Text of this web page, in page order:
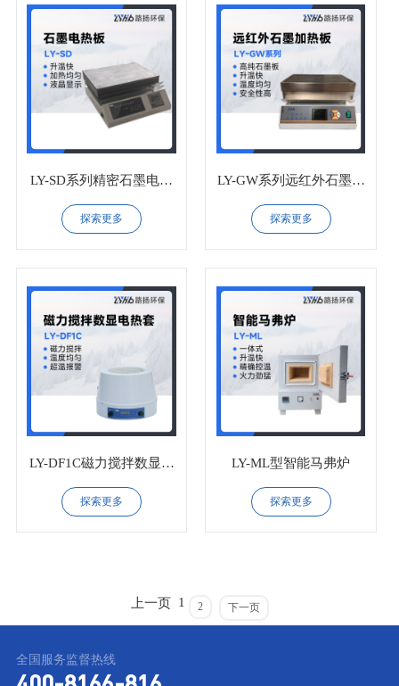
LY-SD系列精密石墨电热
板
探索更多
LY-GW系列远红外石墨加
热板
探索更多
LY-DF1C磁力搅拌数显电
热套
探索更多
LY-ML型智能马弗炉
探索更多
上一页 1 2 下一页
全国服务监督热线